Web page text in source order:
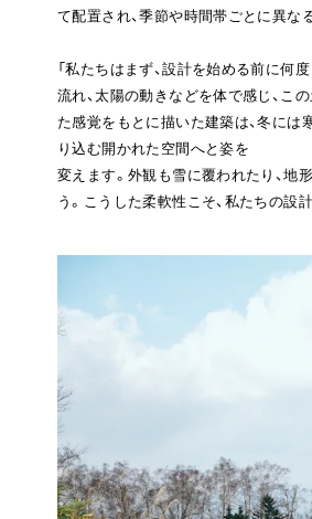
て配置され、季節や時間帯ごとに異な
「私たちはまず、設計を始める前に何
流れ、太陽の動きなどを体で感じ、こ
た感覚をもとに描いた建築は、冬に
り込む開かれた空間へと姿を
変えます。外観も雪に覆われたり、地
う。こうした柔軟性こそ、私たちの設